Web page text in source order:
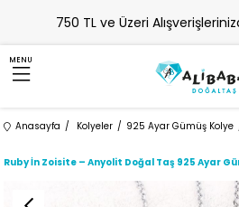
750 TL ve Üzeri
MENU
Anasayfa Kolyeler 925 Ayar Gümüş Kolye
Ruby İn Zoisite – Anyolit Doğal Taş 925 Ayar